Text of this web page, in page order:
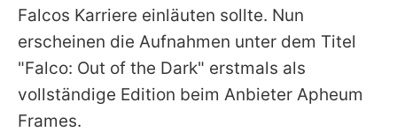
Falcos Karriere einläuten sollte. Nun
erscheinen die Aufnahmen unter dem Titel
"Falco: Out of the Dark" erstmals als
vollständige Edition beim Anbieter Apheum
Frames.